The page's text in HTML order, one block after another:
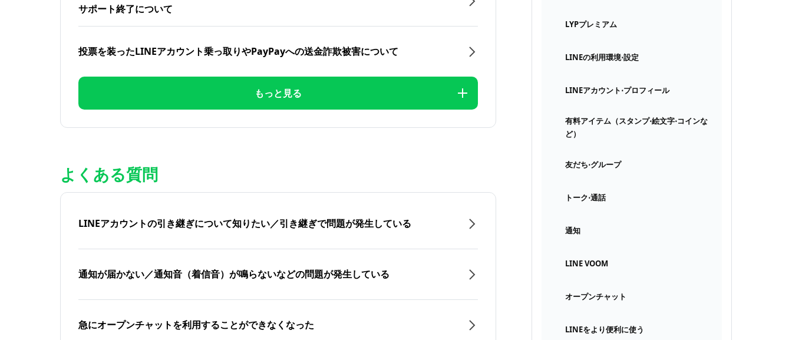
LYPプレミアム
LINEの利用環境⋅設定
LINEアカウント⋅プロフィール
有料アイテム（スタンプ⋅絵文字⋅コインな
ど）
友だち⋅グループ
トーク⋅通話
通知
LINE VOOM
オープンチャット
LINEをより便利に使う
サポート終了について
投票を装ったLINEアカウント乗っ取りやPayPayへの送金詐欺被害について
もっと見る
よくある質問
LINEアカウントの引き継ぎについて知りたい／引き継ぎで問題が発生している
通知が届かない／通知音（着信音）が鳴らないなどの問題が発生している
急にオープンチャットを利用することができなくなった